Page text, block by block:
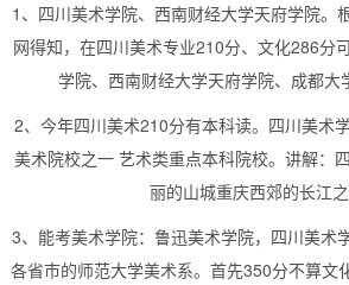
1、四川美术学院、西南财经大学天府学院。
网得知，在四川美术专业210分、文化286分
学院、西南财经大学天府学院、成都大
2、今年四川美术210分有本科读。四川美术
美术院校之一 艺术类重点本科院校。讲解：
丽的山城重庆西郊的长江之
3、能考美术学院：鲁迅美术学院，四川美术
各省市的师范大学美术系。首先350分不算文